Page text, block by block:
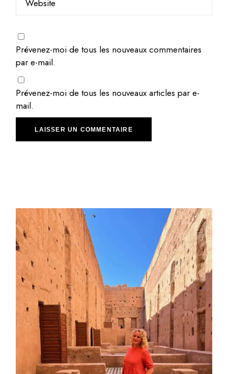
Prévenez-moi de tous les nouveaux commentaires
par e-mail.
Prévenez-moi de tous les nouveaux articles par e-
mail.
LAISSER UN COMMENTAIRE